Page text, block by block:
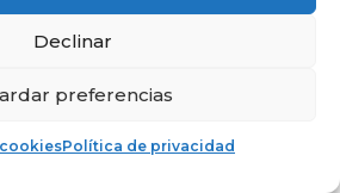
Declinar
preferencias
Política de privacidad
ALIMENTARIO